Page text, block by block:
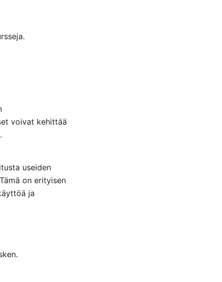
voivat kehittää
useiden
on erityisen
ja